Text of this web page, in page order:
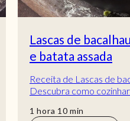
Lascas de
e batata assada
Receita de Lascas de
Descubra como
1 hora
hora 10min
min